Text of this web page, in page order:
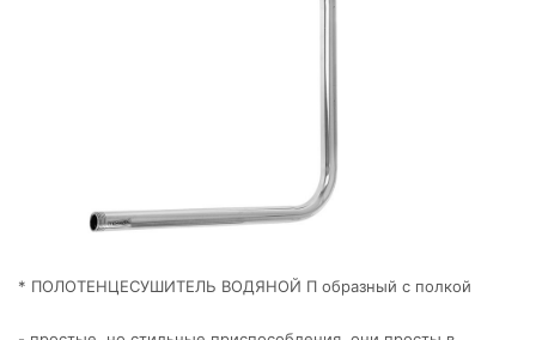
* ПОЛОТЕНЦЕСУШИТЕЛЬ ВОДЯНОЙ П образный с полкой